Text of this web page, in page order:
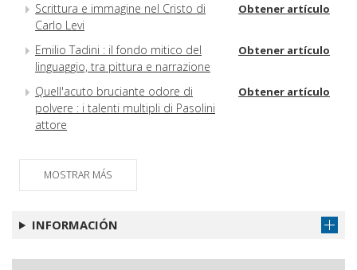
Scrittura e immagine nel Cristo di
Carlo Levi
Obtener artículo
Emilio Tadini : il fondo mitico del
linguaggio, tra pittura e narrazione
Obtener artículo
Quell'acuto bruciante odore di
polvere : i talenti multipli di Pasolini
attore
Obtener artículo
linguistici dal Futurismo e
dall'Astrattismo al lessico
Art, a partire dalla fortuna italiana di
Marina Abramović
MOSTRAR MÁS
INFORMACIÓN